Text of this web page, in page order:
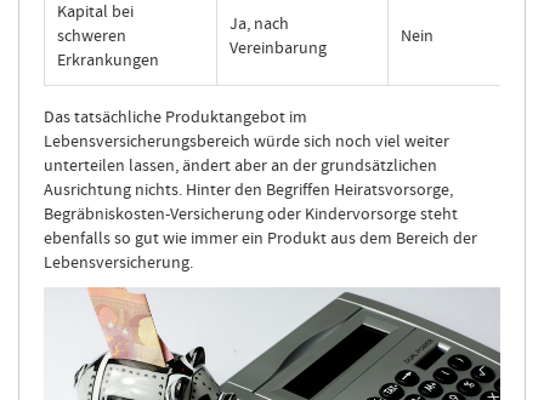
Kapital bei
schweren
Erkrankungen
Ja, nach
Vereinbarung
Nein
Das tatsächliche Produktangebot im
Lebensversicherungsbereich würde sich noch viel weiter
unterteilen lassen, ändert aber an der grundsätzlichen
Ausrichtung nichts. Hinter den Begriffen Heiratsvorsorge,
Begräbniskosten-Versicherung oder Kindervorsorge steht
ebenfalls so gut wie immer ein Produkt aus dem Bereich der
Lebensversicherung.